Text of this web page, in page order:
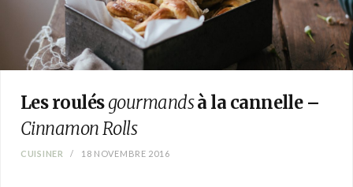
t
Les roulésgourmandsà la cannelle –
Cinnamon Rolls
CUISINER 18 NOVEMBRE 2016